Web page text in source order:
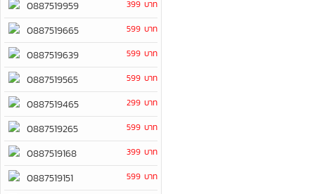
0887519959 399 บาท
0887519665 599 บาท
0887519639 599 บาท
0887519565 599 บาท
0887519465 299 บาท
0887519265 599 บาท
0887519168 399 บาท
0887519151 599 บาท